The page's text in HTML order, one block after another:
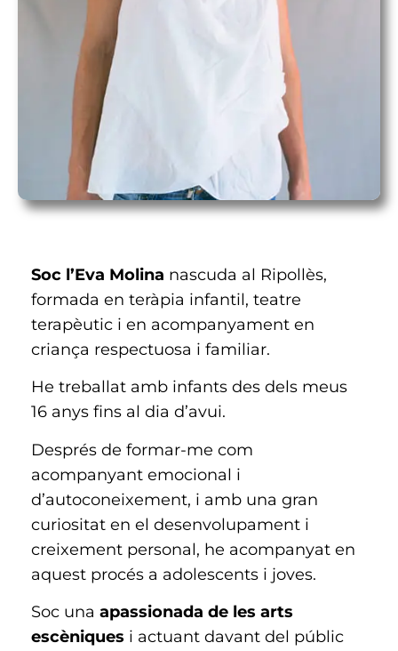
Soc l’Eva Molina nascuda al Ripollès,
formada en teràpia infantil, teatre
terapèutic i en acompanyament en
criança respectuosa i familiar.
He treballat amb infants des dels meus
16 anys fins al dia d’avui.
Després de formar-me com
acompanyant emocional i
d’autoconeixement, i amb una gran
curiositat en el desenvolupament i
creixement personal, he acompanyat en
aquest procés a adolescents i joves.
Soc una apassionada de les arts
escèniques i actuant davant del públic